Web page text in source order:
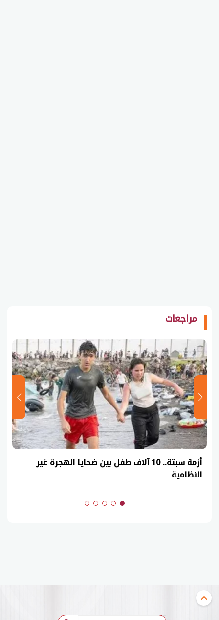
مراجعات
أزمة سبتة.. 10 آلاف طفل بين ضحايا الهجرة غير
النظامية